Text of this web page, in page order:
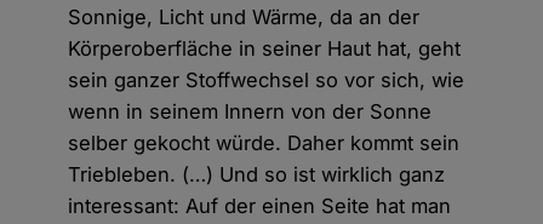
Sonnige, Licht und Wärme, da an der
Körperoberfläche in seiner Haut hat, geht
sein ganzer Stoffwechsel so vor sich, wie
wenn in seinem Innern von der Sonne
selber gekocht würde. Daher kommt sein
Triebleben. (…) Und so ist wirklich ganz
interessant: Auf der einen Seite hat man